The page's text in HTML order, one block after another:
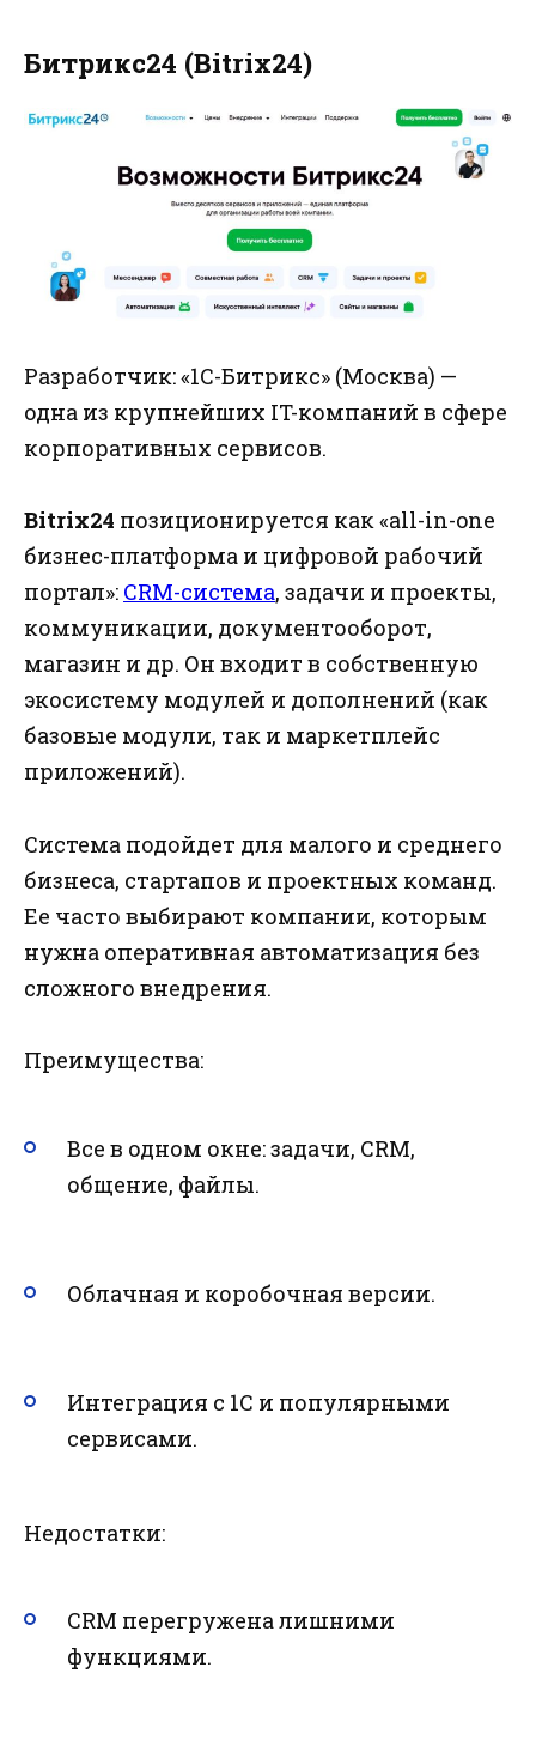
Битрикс24 (Bitrix24)
Разработчик: «1С-Битрикс» (Москва) —
одна из крупнейших IT-компаний в сфере
корпоративных сервисов.
Bitrix24 позиционируется как «all-in-one
бизнес-платформа и цифровой рабочий
портал»: CRM-система, задачи и проекты,
коммуникации, документооборот,
магазин и др. Он входит в собственную
экосистему модулей и дополнений (как
базовые модули, так и маркетплейс
приложений).
Система подойдет для малого и среднего
бизнеса, стартапов и проектных команд.
Ее часто выбирают компании, которым
нужна оперативная автоматизация без
сложного внедрения.
Преимущества:
Все в одном окне: задачи, CRM,
общение, файлы.
Облачная и коробочная версии.
Интеграция с 1С и популярными
сервисами.
Недостатки:
CRM перегружена лишними
функциями.